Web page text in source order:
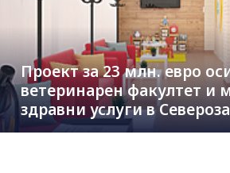
Проект за 23 млн. евро
ветеринарен факултет и
здравни услуги в